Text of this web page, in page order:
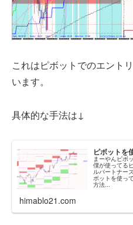
これはピボットでのエント
います。
具体的な手法は↓
ピボットを
まーやんピボ
僕が使ってる
ルパートナー
ボットを使っ
方法...
himablo21.com